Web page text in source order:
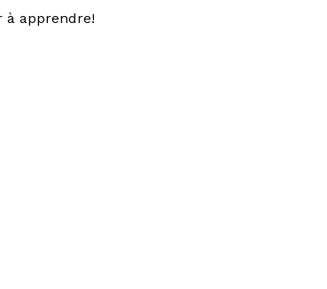
à apprendre!